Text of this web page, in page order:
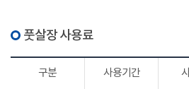
풋살장 사용료
구분 사용기간